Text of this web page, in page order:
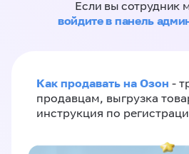
Если вы сотрудник
войдите в панель
Как продавать на Озон -
продавцам, выгрузка
инструкция по